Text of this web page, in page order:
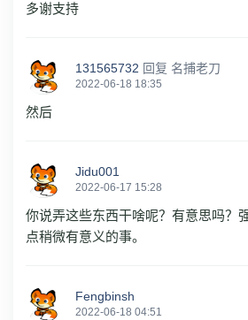
多谢支持
131565732 回复 名捕老刀
2022-06-18 18:35
然后
Jidu001
2022-06-17 15:28
你说弄这些东西干啥呢？有意思吗？
点稍微有意义的事。
Fengbinsh
2022-06-18 04:51